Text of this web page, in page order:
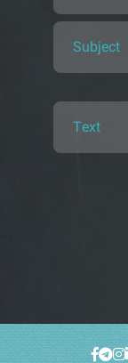
Subject
Text